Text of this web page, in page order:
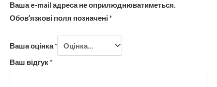
Ваша e-mail адреса не оприлюднюватиметься.
Обов’язкові поля позначені *
Ваша оцінка*
Ваш відгук*